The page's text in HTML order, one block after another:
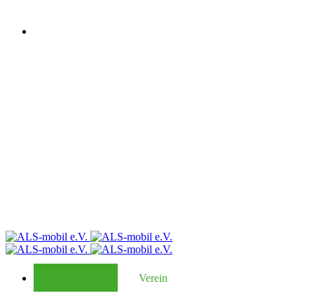
Verein